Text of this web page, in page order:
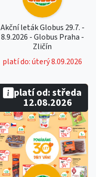
Akční leták Globus 29.7. -
8.9.2026 - Globus Praha -
Zličín
platí do: úterý 8.09.2026
platí od: středa
12.08.2026